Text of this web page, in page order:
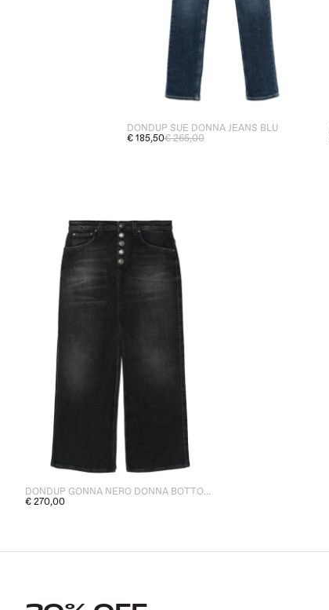
DONDUP SUE DONNA JEANS BLU
€ 185,50€ 265,00
DONDUP GONNA NERO DONNA BOTTONI A VISTA
€ 270,00